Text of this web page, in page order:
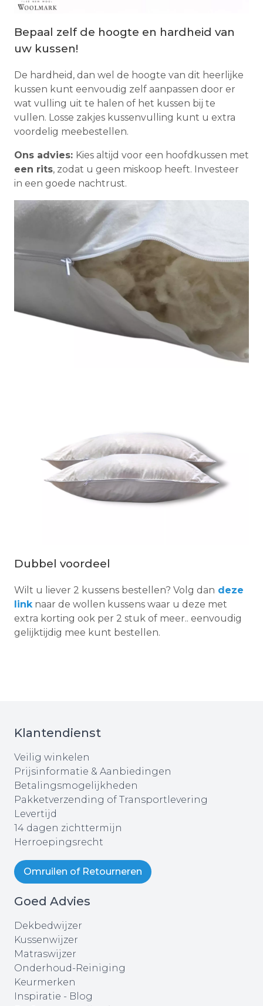
Bepaal zelf de hoogte en hardheid van
uw kussen!
De hardheid, dan wel de hoogte van dit heerlijke
kussen kunt eenvoudig zelf aanpassen door er
wat vulling uit te halen of het kussen bij te
vullen. Losse zakjes kussenvulling kunt u extra
voordelig meebestellen.
Ons advies: Kies altijd voor een hoofdkussen met
een rits, zodat u geen miskoop heeft. Investeer
in een goede nachtrust.
Dubbel voordeel
Wilt u liever 2 kussens bestellen? Volg dan deze
linknaar de wollen kussens waar u deze met
extra korting ook per 2 stuk of meer.. eenvoudig
gelijktijdig mee kunt bestellen.
Klantendienst
Veilig winkelen
Prijsinformatie & Aanbiedingen
Betalingsmogelijkheden
Pakketverzending of Transportlevering
Levertijd
14 dagen zichttermijn
Herroepingsrecht
Omruilen of Retourneren
Goed Advies
Dekbedwijzer
Kussenwijzer
Matraswijzer
Onderhoud-Reiniging
Keurmerken
Inspiratie - Blog